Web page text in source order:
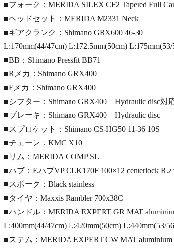
■フォーク：MERIDA SILEX CF2 Tapered Full
■ヘッドセット：MERIDA M2331 Neck
■ギアクランク：Shimano GRX600 46-30
L:170mm(44/47cm) L:172.5mm(50cm) L:175mm(53/
■BB：Shimano Pressfit BB71
■Rメカ：Shimano GRX400
■Fメカ：Shimano GRX400
■シフター：Shimano GRX400 Hydraulic disc対
■ブレーキ：Shimano GRX400 Hydraulic disc
■スプロケット：Shimano CS-HG50 11-36 10S
■チェーン：KMC X10
■リム：MERIDA COMP SL
■ハブ：F.ハブVP CLK170F 100×12 centerlock R.
■スポーク：Black stainless
■タイヤ：Maxxis Rambler 700x38C
■ハンドル：MERIDA EXPERT GR MAT
L:400mm(44/47cm) L:420mm(50cm) L:440mm(53/
■ステム：MERIDA EXPERT CW MAT aluminium